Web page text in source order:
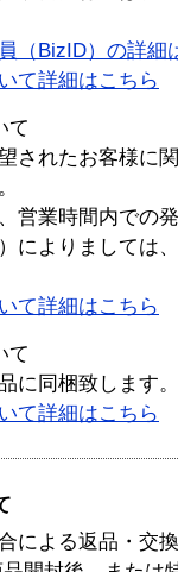
（BizID）の詳細
て詳細はこちら
て
されたお客様に
営業時間内での
によりましては
て詳細はこちら
て
に同梱致します。
て詳細はこちら
による返品・交